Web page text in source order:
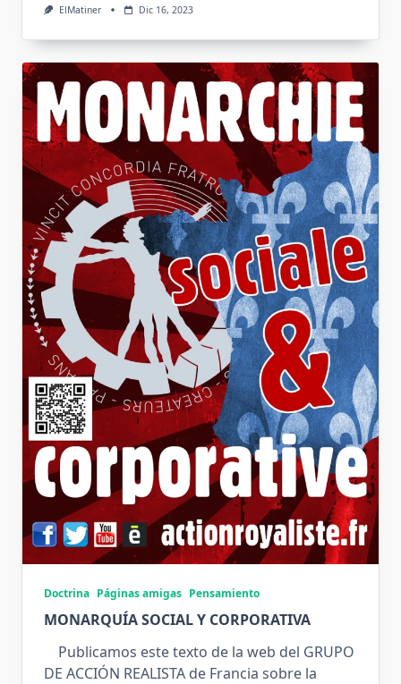
ElMatiner Dic 16, 2023
Doctrina Páginas amigas Pensamiento
MONARQUÍA SOCIAL Y CORPORATIVA
Publicamos este texto de la web del GRUPO
DE ACCIÓN REALISTA de Francia sobre la